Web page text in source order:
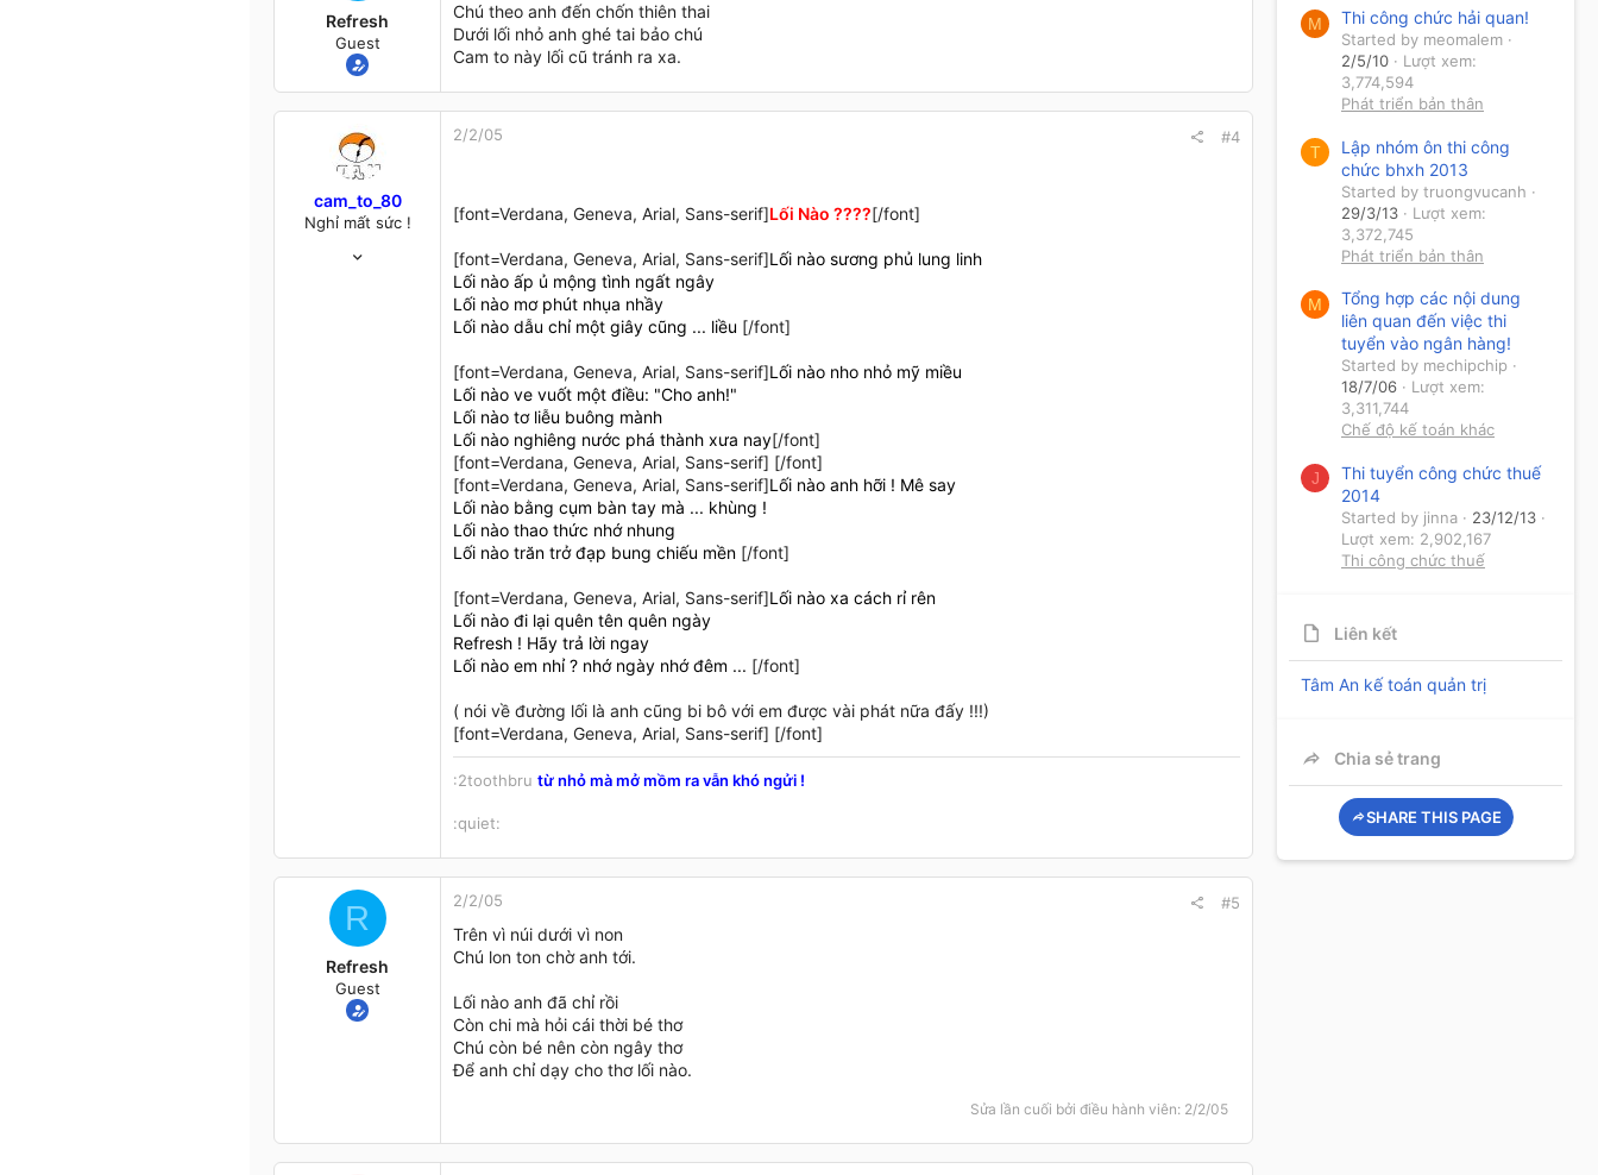
Refresh
Guest
Chú theo anh đến chốn thiên thai
Dưới lối nhỏ anh ghé tai bảo chú
Cam to này lối cũ tránh ra xa.
cam_to_80
Nghỉ mất sức !
2/2/05 #4
[font=Verdana, Geneva, Arial, Sans-serif]Lối Nào ????[/font]
[font=Verdana, Geneva, Arial, Sans-serif]Lối nào sương phủ lung linh
Lối nào ấp ủ mộng tình ngất ngây
Lối nào mơ phút nhụa nhầy
Lối nào dẫu chỉ một giây cũng ... liều [/font]
[font=Verdana, Geneva, Arial, Sans-serif]Lối nào nho nhỏ mỹ miều
Lối nào ve vuốt một điều: "Cho anh!"
Lối nào tơ liễu buông mành
Lối nào nghiêng nước phá thành xưa nay[/font]
[font=Verdana, Geneva, Arial, Sans-serif] [/font]
[font=Verdana, Geneva, Arial, Sans-serif]Lối nào anh hỡi ! Mê say
Lối nào bằng cụm bàn tay mà ... khùng !
Lối nào thao thức nhớ nhung
Lối nào trăn trở đạp bung chiếu mền [/font]
[font=Verdana, Geneva, Arial, Sans-serif]Lối nào xa cách rỉ rên
Lối nào đi lại quên tên quên ngày
Refresh ! Hãy trả lời ngay
Lối nào em nhỉ ? nhớ ngày nhớ đêm ... [/font]
( nói về đường lối là anh cũng bi bô với em được vài phát nữa đấy !!!)
[font=Verdana, Geneva, Arial, Sans-serif] [/font]
:2toothbru từ nhỏ mà mở mồm ra vẫn khó ngửi !
:quiet:
R
Refresh
Guest
2/2/05 #5
Trên vì núi dưới vì non
Chú lon ton chờ anh tới.
Lối nào anh đã chỉ rồi
Còn chi mà hỏi cái thời bé thơ
Chú còn bé nên còn ngây thơ
Để anh chỉ dạy cho thơ lối nào.
Sửa lần cuối bởi điều hành viên: 2/2/05
M Thi công chức hải quan!
Started by meomalem
2/5/10
Lượt xem:
3,774,594
Phát triển bản thân
T
Lập nhóm ôn thi công
chức bhxh 2013
Started by truongvucanh
29/3/13
Lượt xem:
3,372,745
Phát triển bản thân
M
Tổng hợp các nội dung
liên quan đến việc thi
tuyển vào ngân hàng!
Started by mechipchip
18/7/06
Lượt xem:
3,311,744
Chế độ kế toán khác
J
Thi tuyển công chức thuế
2014
Started by jinna
23/12/13
Lượt xem: 2,902,167
Thi công chức thuế
Liên kết
Tâm An kế toán quản trị
Chia sẻ trang
SHARE THIS PAGE